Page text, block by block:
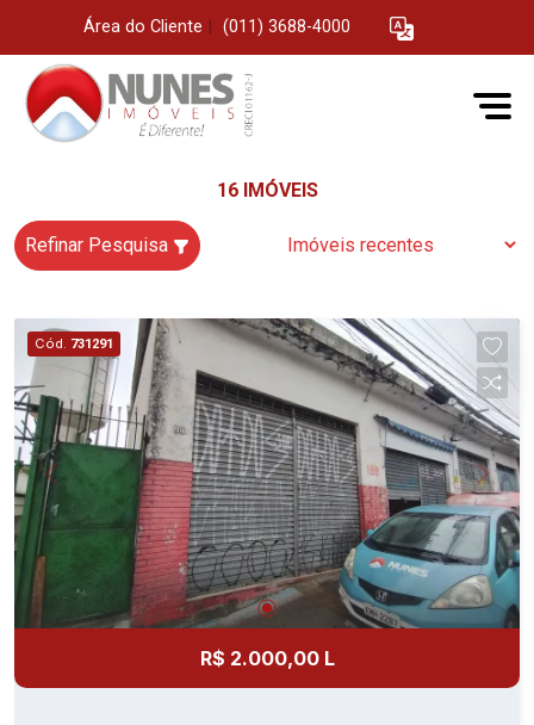
Área do Cliente (011) 3688-4000
16 IMÓVEIS
Refinar Pesquisa
Cód. 731291
R$ 2.000,00 L